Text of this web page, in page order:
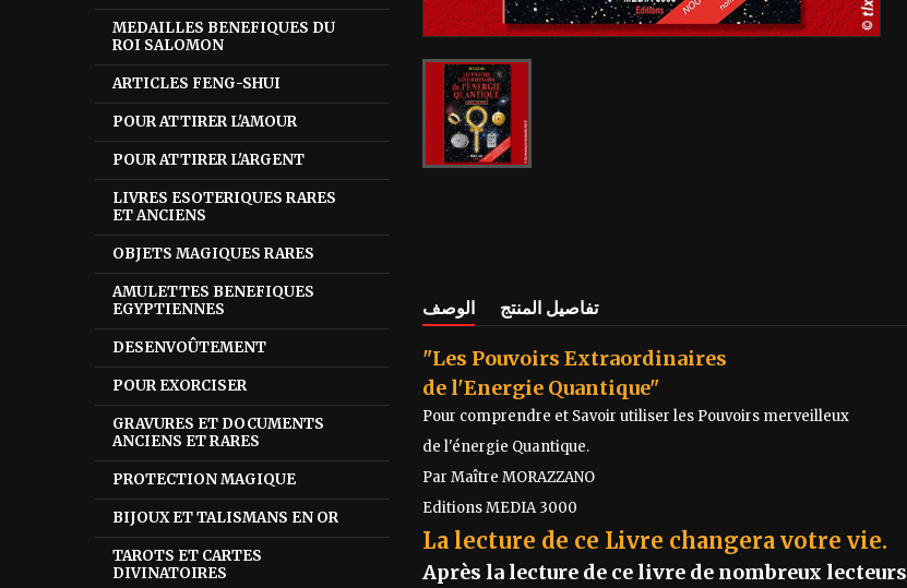
MEDAILLES BENEFIQUES DU
ROI SALOMON
ARTICLES FENG-SHUI
POUR ATTIRER L'AMOUR
POUR ATTIRER L'ARGENT
LIVRES ESOTERIQUES RARES
ET ANCIENS
OBJETS MAGIQUES RARES
AMULETTES BENEFIQUES
EGYPTIENNES
DESENVOÛTEMENT
POUR EXORCISER
GRAVURES ET DOCUMENTS
ANCIENS ET RARES
PROTECTION MAGIQUE
BIJOUX ET TALISMANS EN OR
TAROTS ET CARTES
DIVINATOIRES
الوصف تفاصيل المنتج
"Les Pouvoirs Extraordinaires
de l'Energie Quantique"
Pour comprendre et Savoir utiliser les Pouvoirs merveilleux
de l'énergie Quantique.
Par Maître MORAZZANO
Editions MEDIA 3000
La lecture de ce Livre changera votre vie.
Après la lecture de ce livre de nombreux lecteurs